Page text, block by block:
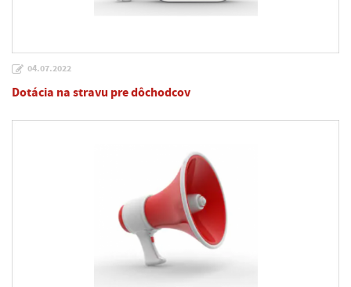
04.07.2022
Dotácia na stravu pre dôchodcov